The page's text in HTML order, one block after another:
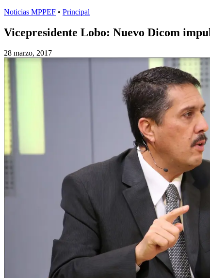
Noticias MPPEF • Principal
Vicepresidente Lobo: Nuevo Dicom
28 marzo, 2017